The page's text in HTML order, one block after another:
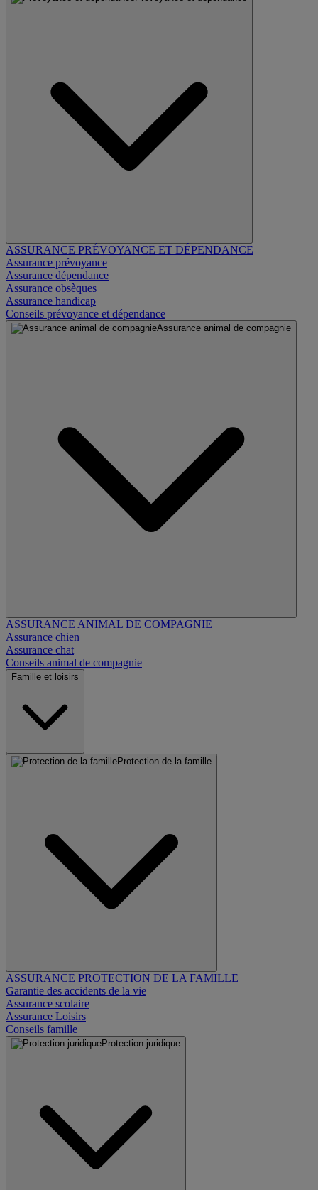
ASSURANCE PRÉVOYANCE ET DÉPENDANCE
Assurance prévoyance
Assurance dépendance
Assurance obsèques
Assurance handicap
Conseils prévoyance et dépendance
Assurance animal de compagnie
ASSURANCE ANIMAL DE COMPAGNIE
Assurance chien
Assurance chat
Conseils animal de compagnie
Famille et loisirs
Protection de la famille
ASSURANCE PROTECTION DE LA FAMILLE
Garantie des accidents de la vie
Assurance scolaire
Assurance Loisirs
Conseils famille
Protection juridique